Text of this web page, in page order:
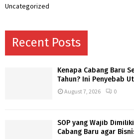
Uncategorized
Recent Posts
Kenapa Cabang Baru
Tahun? Ini Penyebab
August 7, 2026 0
SOP yang Wajib
Cabang Baru agar